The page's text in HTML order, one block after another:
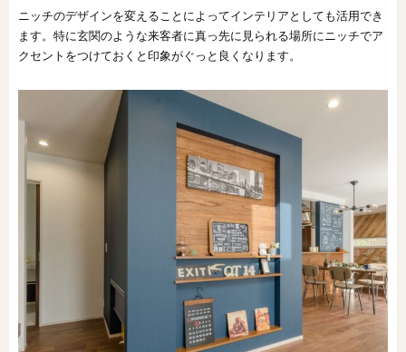
ニッチのデザインを変えることによってインテリアとしても活用でき
ます。特に玄関のような来客者に真っ先に見られる場所にニッチでア
クセントをつけておくと印象がぐっと良くなります。